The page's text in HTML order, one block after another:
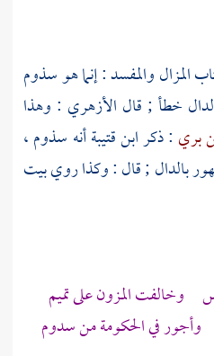
المزال والمفسد : إنما هو سذوم
خطأ ; قال الأزهري : وهذا
بري : ذكرابن قتيبةأنه سذوم ،
بالدال ; قال : وكذا روي بيت
وخالفت المزون علىتميم
في الحكومة منسدوم